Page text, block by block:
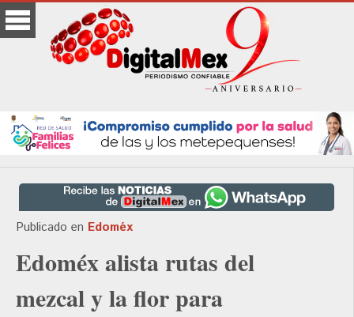
Publicado en Edoméx
Edoméx alista rutas del
mezcal y la flor para